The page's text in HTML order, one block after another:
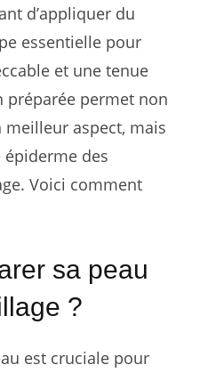
d’appliquer du
essentielle pour
et une tenue
préparée permet non
meilleur aspect, mais
des
Voici comment
sa peau
?
est cruciale pour